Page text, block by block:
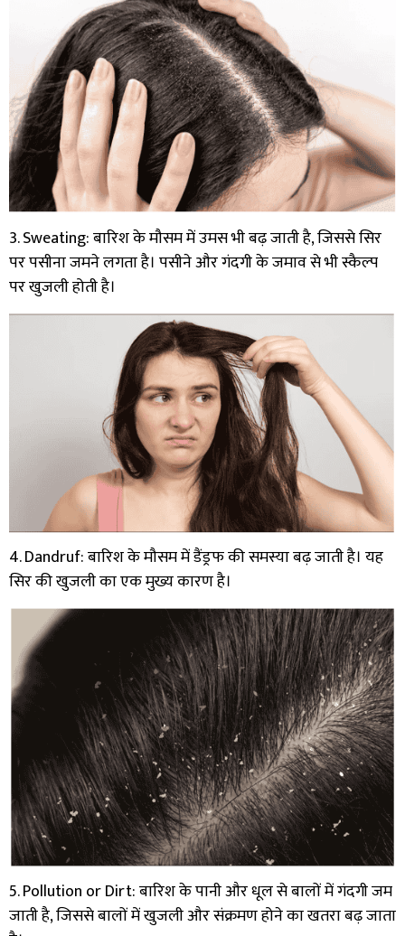
3. Sweating: बारिश के मौसम में उमस भी बढ़ जाती है, जिससे सिर
पर पसीना जमने लगता है। पसीने और गंदगी के जमाव से भी स्कैल्प
पर खुजली होती है।
4. Dandruf: बारिश के मौसम में डैंड्रफ की समस्या बढ़ जाती है। यह
सिर की खुजली का एक मुख्य कारण है।
5. Pollution or Dirt: बारिश के पानी और धूल से बालों में गंदगी जम
जाती है, जिससे बालों में खुजली और संक्रमण होने का खतरा बढ़ जाता